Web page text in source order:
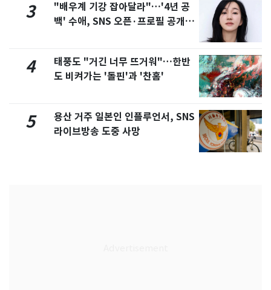
3
"배우계 기강 잡아달라"…'4년 공
백' 수애, SNS 오픈·프로필 공개
4
태풍도 "거긴 너무 뜨거워"…한반
도 비켜가는 '돌핀'과 '찬홈'
5
용산 거주 일본인 인플루언서, SNS
라이브방송 도중 사망